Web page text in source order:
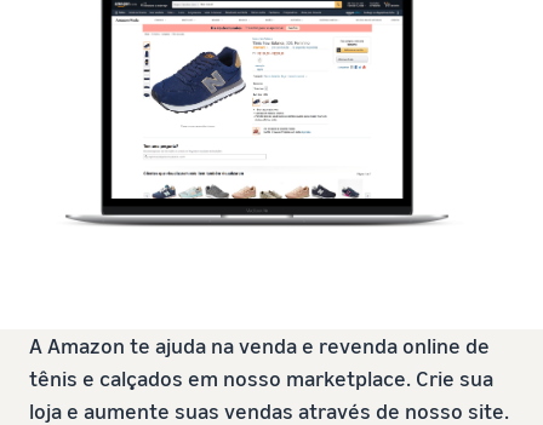
A Amazon te ajuda na venda e revenda online de
tênis e calçados em nosso marketplace. Crie sua
loja e aumente suas vendas através de nosso site.